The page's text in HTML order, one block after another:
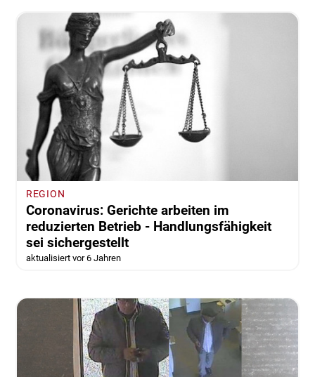
REGION
Coronavirus: Gerichte arbeiten im
reduzierten Betrieb - Handlungsfähigkeit
sei sichergestellt
aktualisiert vor 6 Jahren